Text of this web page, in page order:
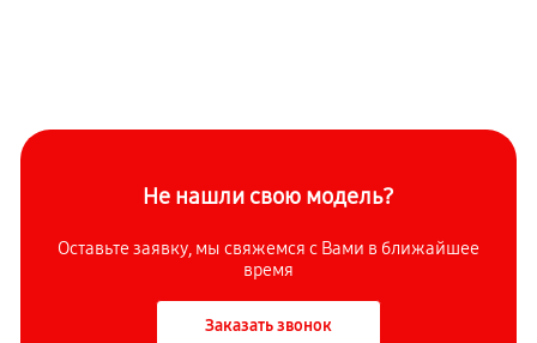
Не нашли свою модель?
Оставьте заявку, мы свяжемся с Вами в ближайшее
время
Заказать звонок